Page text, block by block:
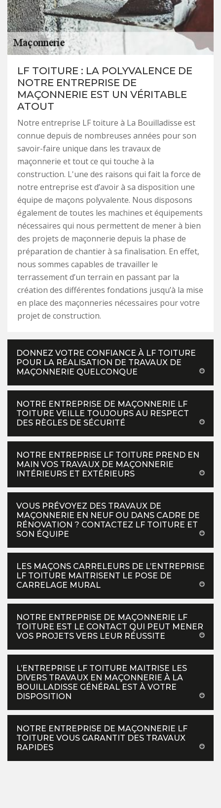
LF TOITURE : LA POLYVALENCE DE
NOTRE ENTREPRISE DE
MAÇONNERIE EST UN VÉRITABLE
ATOUT
Notre entreprise LF toiture à La Bouilladisse est
connue depuis de nombreuses années pour son
savoir-faire unique dans les travaux de
maçonnerie et tout ce qui touche à la
construction. L'une des raisons qui fait la force de
notre entreprise est d’avoir à sa disposition une
équipe de maçons polyvalente. Nous disposons
également de toutes les machines et équipements
nécessaires qui nous permettent de mener à bien
des projets de maçonnerie depuis la phase de
préparation de chantier à sa finalisation. En effet,
nous sommes capables de travailler le
terrassement d’un terrain en passant par la
création des différentes fondations jusqu’à la mise
en place des maçonneries nécessaires pour votre
projet de construction.
DONNEZ VOTRE CONFIANCE À LF TOITURE
POUR LA RÉALISATION DE TRAVAUX DE
MAÇONNERIE QUELCONQUE
NOTRE ENTREPRISE DE MAÇONNERIE LF
TOITURE VEILLE TOUJOURS AU RESPECT
DES RÈGLES DE SÉCURITÉ
NOTRE ENTREPRISE LF TOITURE PREND EN
MAIN VOS TRAVAUX DE MAÇONNERIE
INTÉRIEURS ET EXTÉRIEURS
VOUS PRÉVOYEZ DES TRAVAUX DE
MAÇONNERIE EN NEUF OU DANS CADRE DE
RÉNOVATION ? CONTACTEZ LF TOITURE ET
SON ÉQUIPE
LES MAÇONS CARRELEURS DE L’ENTREPRISE
LF TOITURE MAITRISENT LE POSE DE
CARRELAGE MURAL
NOTRE ENTREPRISE DE MAÇONNERIE LF
TOITURE EST LE CONTACT QUI PEUT MENER
VOS PROJETS VERS LEUR RÉUSSITE
L’ENTREPRISE LF TOITURE MAITRISE LES
DIVERS TRAVAUX EN MAÇONNERIE À LA
BOUILLADISSE GÉNÉRAL EST À VOTRE
DISPOSITION
NOTRE ENTREPRISE DE MAÇONNERIE LF
TOITURE VOUS GARANTIT DES TRAVAUX
RAPIDES